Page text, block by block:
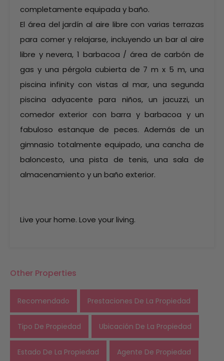
completamente equipada y baño.
El área del jardín al aire libre con varias terrazas
para comer y relajarse, incluyendo un bar al aire
libre y nevera, 1 barbacoa / área de carbón de
gas y una pérgola cubierta de 7 m x 5 m, una
piscina infinity con vistas al mar, una segunda
piscina adyacente para niños, un jacuzzi, un
comedor exterior con barra y barbacoa y un
fabuloso estanque de peces. Además de un
gimnasio totalmente equipado, una cancha de
baloncesto, una pista de tenis, una sala de
almacenamiento y un baño exterior.
Live your home. Love your living.
Other Properties
Recomendado Prestaciones De La Propiedad
Tipo De Propiedad Ubicación De La Propiedad
Estado De La Propiedad Agente De Propiedad